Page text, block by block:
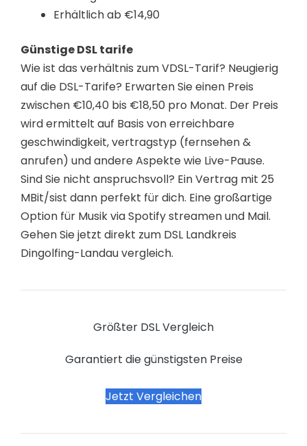
Erhältlich ab €14,90
Günstige DSL tarife
Wie ist das verhältnis zum VDSL-Tarif? Neugierig
auf die DSL-Tarife? Erwarten Sie einen Preis
zwischen €10,40 bis €18,50 pro Monat. Der Preis
wird ermittelt auf Basis von erreichbare
geschwindigkeit, vertragstyp (fernsehen &
anrufen) und andere Aspekte wie Live-Pause.
Sind Sie nicht anspruchsvoll? Ein Vertrag mit 25
MBit/sist dann perfekt für dich. Eine großartige
Option für Musik via Spotify streamen und Mail.
Gehen Sie jetzt direkt zum DSL Landkreis
Dingolfing-Landau vergleich.
Größter DSL Vergleich
Garantiert die günstigsten Preise
Jetzt Vergleichen